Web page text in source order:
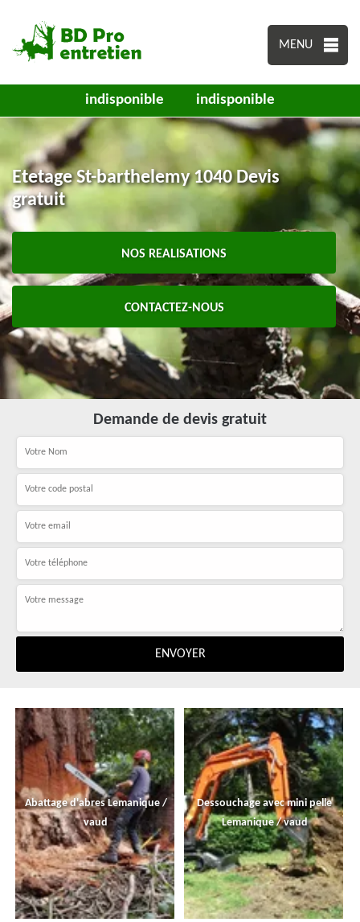
MENU
indisponible indisponible
Etetage St-barthelemy 1040 Devis
gratuit
NOS REALISATIONS
CONTACTEZ-NOUS
Demande de devis gratuit
Abattage d'abres Lemanique /
vaud
Dessouchage avec mini pelle
Lemanique / vaud